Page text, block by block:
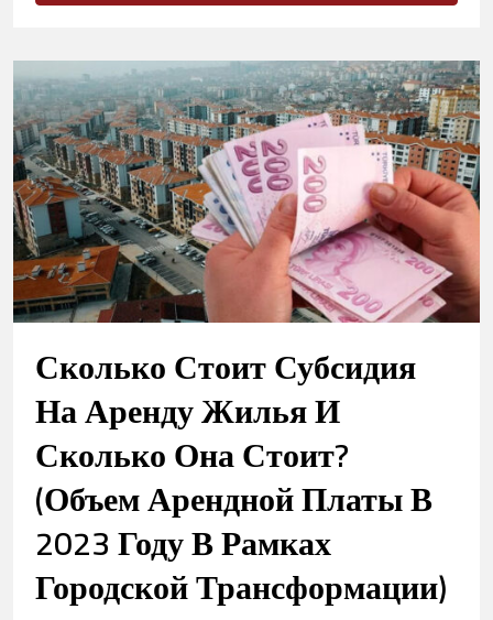
Сколько Стоит Субсидия
На Аренду Жилья И
Сколько Она Стоит?
(Объем Арендной Платы В
2023 Году В Рамках
Городской Трансформации)